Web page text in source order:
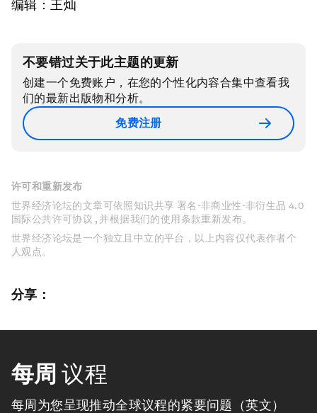
编辑：王灿
不要错过关于此主题的更新
创建一个免费账户，在您的个性化内容合集中查看我
们的最新出版物和分析。
免费注册
许可和重新发布
世界经济论坛的文章可依照知识共享 署名-非商业性-非衍生品 4.0
国际公共许可协议 , 并根据我们的使用条款重新发布。
世界经济论坛是一个独立且中立的平台，以上内容仅代表作者个
人观点。
分享：
每周 议程
每周为您呈现推动全球议程的紧要问题（英文）